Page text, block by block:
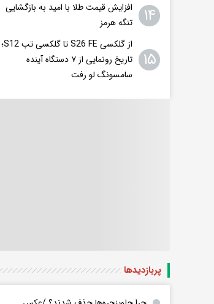
۱۴
افزایش قیمت طلا با امید به بازگشایی
تنگه هرمز
۱۵
از گلکسی S26 FE تا گلکسی تب S12؛
تاریخ رونمایی از ۷ دستگاه آینده
سامسونگ لو رفت
پربازدید‌ها